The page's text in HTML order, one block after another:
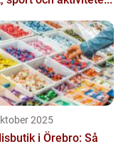
2025
i Örebro: Så